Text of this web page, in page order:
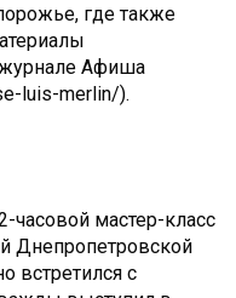
где также
Афиша
luis-merlin/).
часовой мастер-класс
Днепропетровской
встретился с